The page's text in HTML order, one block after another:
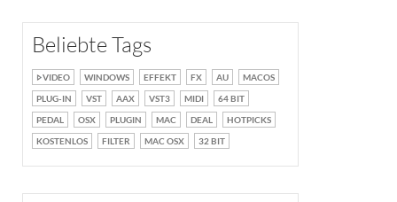
Beliebte Tags
VIDEO WINDOWS EFFEKT FX AU
MACOS
PLUG-IN
VST AAX VST3 MIDI
64 BIT
PEDAL
OSX PLUGIN MAC DEAL
HOTPICKS
KOSTENLOS
FILTER MAC OSX 32 BIT